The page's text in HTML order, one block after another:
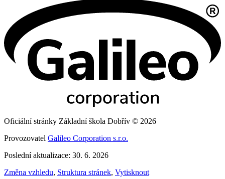
Oficiální stránky Základní škola Dobřív © 2026
Provozovatel Galileo Corporation s.r.o.
Poslední aktualizace: 30. 6. 2026
Změna vzhledu, Struktura stránek, Vytisknout